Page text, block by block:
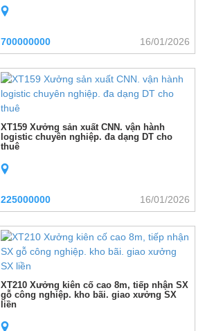
700000000 16/01/2026
XT159 Xưởng sản xuất CNN. vận hành
logistic chuyên nghiệp. đa dạng DT cho
thuê
225000000 16/01/2026
XT210 Xưởng kiên cố cao 8m, tiếp nhận SX
gỗ công nghiệp. kho bãi. giao xưởng SX
liền